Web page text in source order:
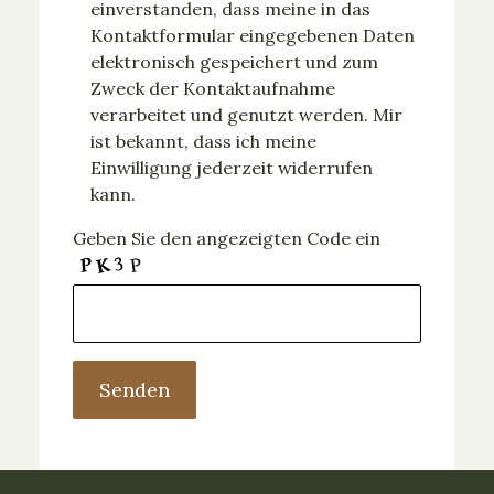
einverstanden, dass meine in das
Kontaktformular eingegebenen Daten
elektronisch gespeichert und zum
Zweck der Kontaktaufnahme
verarbeitet und genutzt werden. Mir
ist bekannt, dass ich meine
Einwilligung jederzeit widerrufen
kann.
Geben Sie den angezeigten Code ein